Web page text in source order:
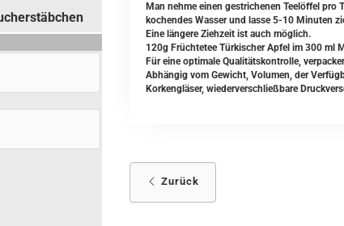
Man nehme einen gestrichenen Teelöffel pro
kochendes Wasser und lasse 5-10 Minuten
Eine längere Ziehzeit ist auch möglich.
120g Früchtetee Türkischer Apfel im 300 ml
Für eine optimale Qualitätskontrolle,
Abhängig vom Gewicht, Volumen, der
Korkengläser, wiederverschließbare
Zurück